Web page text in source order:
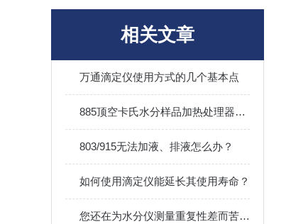
相关文章
万通滴定仪使用方式的几个基本点
885顶空卡氏水分样品加热处理器的特点
803/915无法加液、排液怎么办？
如何使用滴定仪能延长其使用寿命？
您还在为水分仪测量重复性差而苦恼吗？